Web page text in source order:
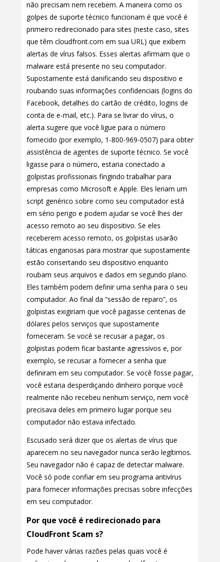
não precisam nem recebem. A maneira como os
golpes de suporte técnico funcionam é que você é
primeiro redirecionado para sites (neste caso, sites
que têm cloudfront.com em sua URL) que exibem
alertas de vírus falsos. Esses alertas afirmam que o
malware está presente no seu computador.
Supostamente está danificando seu dispositivo e
roubando suas informações confidenciais (logins do
Facebook, detalhes do cartão de crédito, logins de
conta de e-mail, etc.). Para se livrar do vírus, o
alerta sugere que você ligue para o número
fornecido (por exemplo, 1-800-969-0507) para obter
assistência de agentes de suporte técnico. Se você
ligasse para o número, estaria conectado a
golpistas profissionais fingindo trabalhar para
empresas como Microsoft e Apple. Eles leriam um
script genérico sobre como seu computador está
em sério perigo e podem ajudar se você lhes der
acesso remoto ao seu dispositivo. Se eles
receberem acesso remoto, os golpistas usarão
táticas enganosas para mostrar que supostamente
estão consertando seu dispositivo enquanto
roubam seus arquivos e dados em segundo plano.
Eles também podem definir uma senha para o seu
computador. Ao final da “sessão de reparo”, os
golpistas exigiriam que você pagasse centenas de
dólares pelos serviços que supostamente
forneceram. Se você se recusar a pagar, os
golpistas podem ficar bastante agressivos e, por
exemplo, se recusar a fornecer a senha que
definiram em seu computador. Se você fosse pagar,
você estaria desperdiçando dinheiro porque você
realmente não recebeu nenhum serviço, nem você
precisava deles em primeiro lugar porque seu
computador não estava infectado.
Escusado será dizer que os alertas de vírus que
aparecem no seu navegador nunca serão legítimos.
Seu navegador não é capaz de detectar malware.
Você só pode confiar em seu programa antivírus
para fornecer informações precisas sobre infecções
em seu computador.
Por que você é redirecionado para
CloudFront Scam s?
Pode haver várias razões pelas quais você é